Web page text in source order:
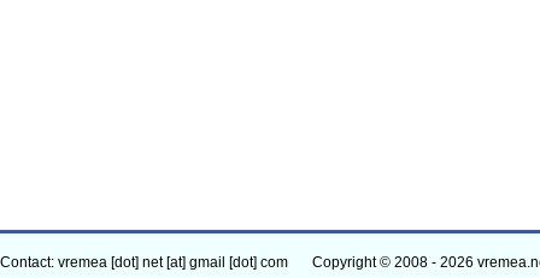
Contact: vremea [dot] net [at] gmail [dot] com Copyright © 2008 - 2026